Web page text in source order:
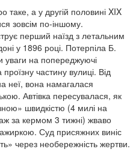
таке, а у другій половині XIX
зовсім по-іншому.
перший наїзд з летальним
у 1896 році. Потерпіла Б.
уваги на попереджуючі
частину вулиці. Від
вона намагалася
Автівка пересувалася, як
швидкістю (4 милі на
за кермом 3 тижні) жваво
Суд присяжних виніс
через необережність жертви.